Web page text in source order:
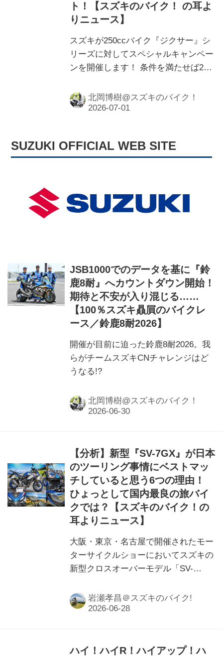
ト！【スズキのバイク！ の耳よ
りニュース】
スズキが250ccバイク『ジクサー』シ
リーズに対してスペシャルキャンペー
ンを開催します！ 条件を満たせば2万
北岡博樹@スズキのバイク！
SUZUKI OFFICIAL WEB SITE
JSB1000でのデータを基に『鈴
鹿8耐』へカウントダウン開始！
期待と不安が入り混じる……
【100％スズキ贔屓のバイクレ
ース／鈴鹿8耐2026】
開催が目前に迫った鈴鹿8耐2026。我
らがチームスズキCNチャレンジはど
うなる!?
北岡博樹@スズキのバイク！
【分析】新型『SV-7GX』が日本
のツーリング事情にベストマッ
チしていると思う6つの理由！
ひょっとして国内最良の旅バイ
クでは？【スズキのバイク！の
耳よりニュース】
大阪・東京・名古屋で開催されたモー
ターサイクルショーにおいてスズキの
新型クロスオーバーモデル「SV-
イ編集部・岩瀬が会場で感じたリアル
な視点から「SV-7GX」が日本のツー
岩瀬孝昌＠スズキのバイク!
ハイ！ハイR！ハイアップ！ハ